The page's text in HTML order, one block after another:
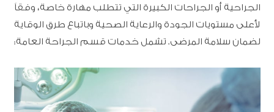
الجراحية أو الجراحات الكبيرة التي تتطلب مهارة خاصة، وفقاً
لأعلى مستويات الجودة والرعاية الصحية وباتباع طرق الوقاية
لضمان سلامة المرضى. تشمل خدمات قسم الجراحة العامة: